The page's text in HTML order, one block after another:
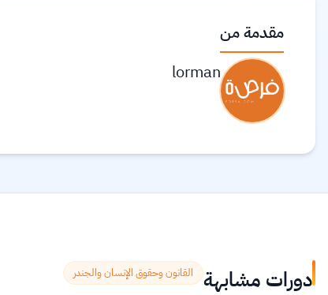
مقدمة من
lorman
دورات مشابهة القانون وحقوق الإنسان والجندر